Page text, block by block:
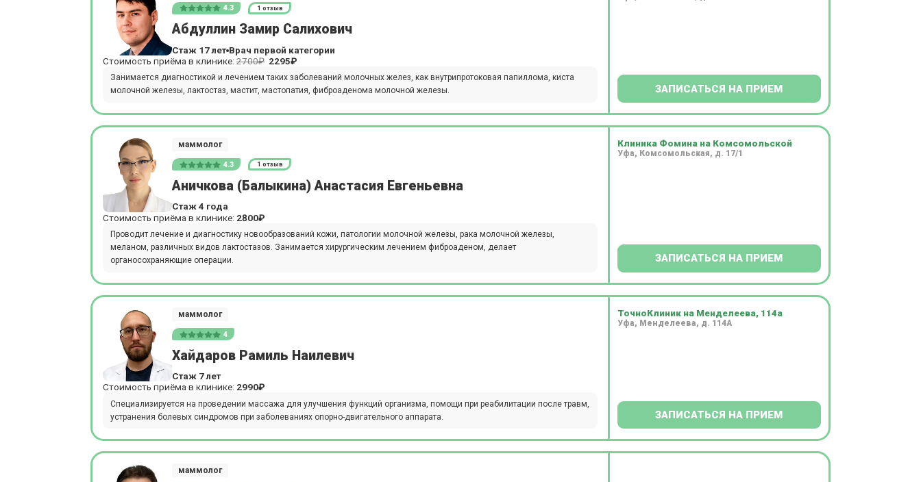
4.3 1 отзыв
Абдуллин Замир Салихович
Стаж 17 лет Врач первой категории
Стоимость приёма в клинике: 2700₽ 2295₽
Занимается диагностикой и лечением таких заболеваний молочных желез, как внутрипротоковая папиллома, киста
молочной железы, лактостаз, мастит, мастопатия, фиброаденома молочной железы.
ЗАПИСАТЬСЯ НА ПРИЕМ
маммолог
4.3 1 отзыв
Аничкова (Балыкина) Анастасия Евгеньевна
Стаж 4 года
Стоимость приёма в клинике: 2800₽
Проводит лечение и диагностику новообразований кожи, патологии молочной железы, рака молочной железы,
меланом, различных видов лактостазов. Занимается хирургическим лечением фиброаденом, делает
органосохраняющие операции.
Клиника Фомина на Комсомольской
Уфа, Комсомольская, д. 17/1
ЗАПИСАТЬСЯ НА ПРИЕМ
маммолог
4
Хайдаров Рамиль Наилевич
Стаж 7 лет
Стоимость приёма в клинике: 2990₽
Специализируется на проведении массажа для улучшения функций организма, помощи при реабилитации после травм,
устранения болевых синдромов при заболеваниях опорно-двигательного аппарата.
ТочноКлиник на Менделеева, 114а
Уфа, Менделеева, д. 114А
ЗАПИСАТЬСЯ НА ПРИЕМ
маммолог